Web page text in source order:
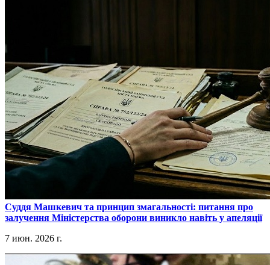
​Суддя Машкевич та принцип змагальності: питання про
залучення Міністерства оборони виникло навіть у апеляції
7 июн. 2026 г.